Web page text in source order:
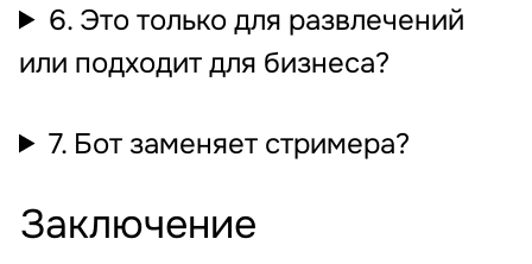
6. Это только для развлечений
или подходит для бизнеса?
7. Бот заменяет стримера?
Заключение